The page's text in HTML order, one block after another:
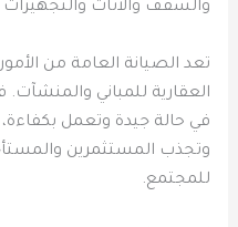
والسقف والأثاث والتجهيزات
تعد الصيانة العامة من
العقارية للمباني
في حالة جيدة وتعمل بكفاءة،
وتجذب المستثمرين
للمجتمع.